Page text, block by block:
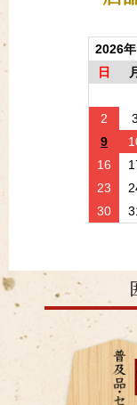
2026年
日
月
2
3
9
16
23
30